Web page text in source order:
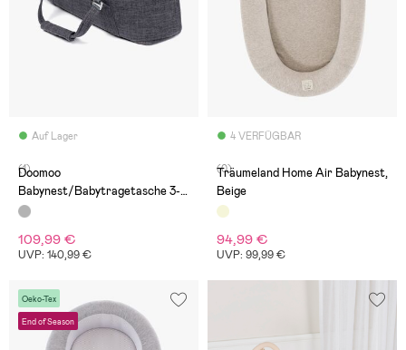
Auf Lager
(1)
Doomoo
Babynest/Babytragetasche 3-
in-1, Grau
109,99 €
UVP: 140,99 €
4 VERFÜGBAR
(0)
Träumeland Home Air Babynest,
Beige
94,99 €
UVP: 99,99 €
Oeko-Tex
End of Season